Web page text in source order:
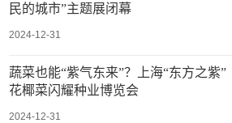
民的城市”主题展闭幕
2024-12-31
蔬菜也能“紫气东来”？上海“东方之紫”
花椰菜闪耀种业博览会
2024-12-31